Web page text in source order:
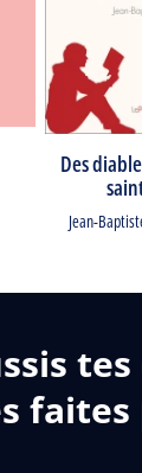
Des
Jean-